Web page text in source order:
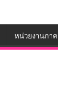
หน่วยงานภา